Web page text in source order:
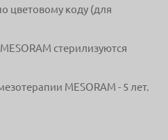
цветовому коду (для
стерилизуются
MESORAM - 5 лет.